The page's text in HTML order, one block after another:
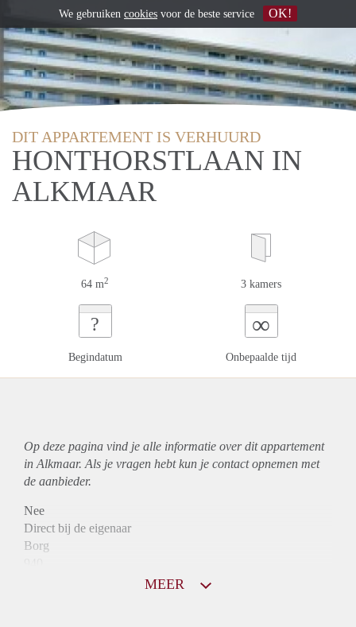
DIT APPARTEMENT IS VERHUURD
HONTHORSTLAAN IN
ALKMAAR
64 m2 3 kamers
?
Begindatum
∞
Onbepaalde tijd
Op deze pagina vind je alle informatie over ditappartement
in Alkmaar. Als je vragen hebt kun je contact opnemen met
de aanbieder.
Nee
Direct bij de eigenaar
Borg
MEER
We gebruiken cookies voor de beste service OK!